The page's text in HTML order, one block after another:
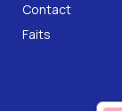
Devenir partenaire
Contact
Faits